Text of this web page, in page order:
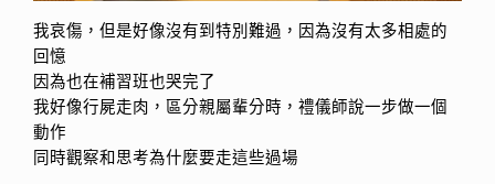
我哀傷，但是好像沒有到特別難過，因為沒有太多相處的
回憶
因為也在補習班也哭完了
我好像行屍走肉，區分親屬輩分時，禮儀師說一步做一個
動作
同時觀察和思考為什麼要走這些過場